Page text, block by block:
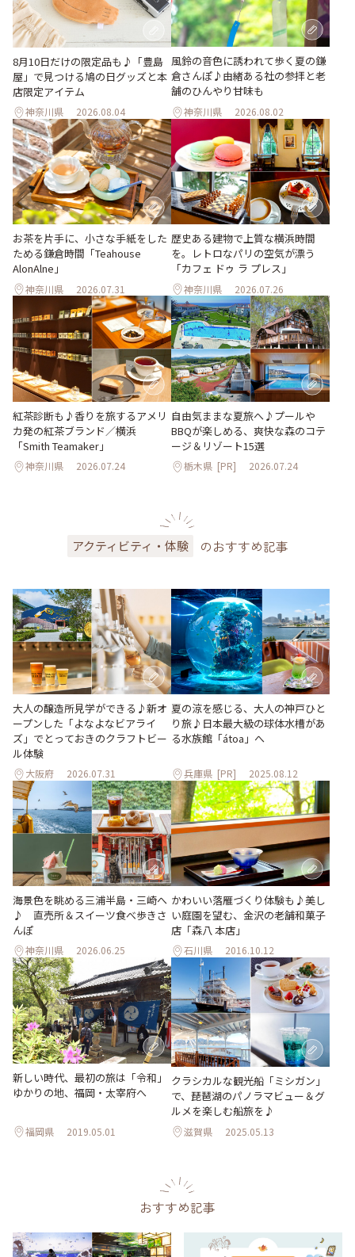
8月10日だけの限定品も♪「豊島
屋」で見つける鳩の日グッズと本
店限定アイテム
神奈川県 2026.08.04
風鈴の音色に誘われて歩く夏の鎌
倉さんぽ♪由緒ある社の参拝と老
舗のひんやり甘味も
神奈川県 2026.08.02
お茶を片手に、小さな手紙をした
ためる鎌倉時間「Teahouse
AlonAlne」
神奈川県 2026.07.31
歴史ある建物で上質な横浜時間
を。レトロなパリの空気が漂う
「カフェ ドゥ ラ プレス」
神奈川県 2026.07.26
紅茶診断も♪香りを旅するアメリ
カ発の紅茶ブランド／横浜
「Smith Teamaker」
神奈川県 2026.07.24
自由気ままな夏旅へ♪プールや
BBQが楽しめる、爽快な森のコテ
ージ＆リゾート15選
栃木県 [PR] 2026.07.24
アクティビティ・体験 のおすすめ記事
大人の醸造所見学ができる♪新オ
ープンした「よなよなビアライ
ズ」でとっておきのクラフトビー
ル体験
大阪府 2026.07.31
夏の涼を感じる、大人の神戸ひと
り旅♪日本最大級の球体水槽があ
る水族館「átoa」へ
兵庫県 [PR] 2025.08.12
海景色を眺める三浦半島・三崎へ
♪ 直売所＆スイーツ食べ歩きさ
んぽ
神奈川県 2026.06.25
かわいい落雁づくり体験も♪美し
い庭園を望む、金沢の老舗和菓子
店「森八 本店」
石川県 2016.10.12
新しい時代、最初の旅は「令和」
ゆかりの地、福岡・太宰府へ
福岡県 2019.05.01
クラシカルな観光船「ミシガン」
で、琵琶湖のパノラマビュー＆グ
ルメを楽しむ船旅を♪
滋賀県 2025.05.13
おすすめ記事